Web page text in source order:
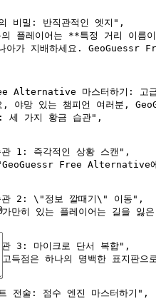
밀: 반직관적인 엣지",
레이어는 **특정 거리 이름이
가 지배하세요. GeoGuessr
마스터하기: 고급
망 있는 챔피언 여러분,
가지 황금 습관",
1: 즉각적인 상황 스캔",
Free Alternative에서 처
2: \"정보 깔때기\" 이동",
있는 플레이어는 길을 잃은
3: 마이크로 단서 복합",
은 하나의 명백한 표지판으로
술: 점수 엔진 마스터하기",